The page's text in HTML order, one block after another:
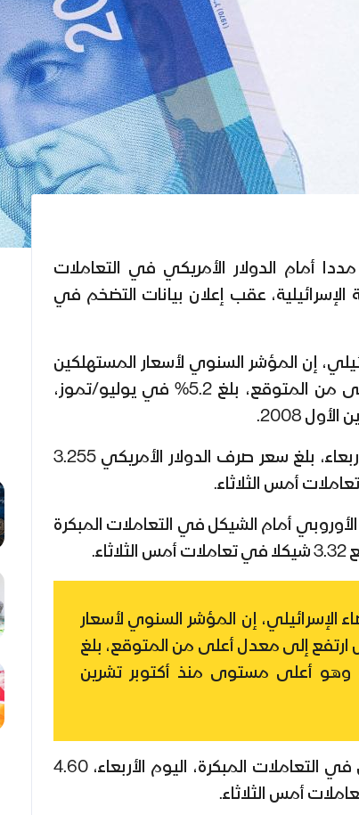
مددا أمام الدولار الأمريكي في التعاملات
الإسرائيلية، عقب إعلان بيانات التضخم في
إن المؤشر السنوي لأسعار المستهلكين
في إسرائيل ارتفع إلى معدل أعلى من المتوقع، بلغ 5.2% في يوليو/تموز،
2008.
وفي التعاملات الصباحية اليوم الأربعاء، بلغ سعر صرف الدولار الأمريكي 3.255
أمام الشيكل في التعاملات المبكرة
الإسرائيلي، إن المؤشر السنوي لأسعار
ارتفع إلى معدل أعلى من المتوقع، بلغ
وهو أعلى مستوى منذ أكتوبر تشرين
بينما بلغ سعر صرف الدينار الأردني في التعاملات المبكرة، اليوم الأربعاء، 4.60